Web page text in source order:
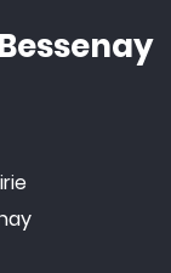
04 74 70 80 07